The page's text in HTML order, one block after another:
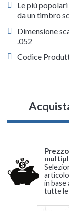
Le più
da un timbro
Dimensione
.052
Codice
in base
tutte le